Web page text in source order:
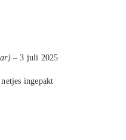
– 3 juli 2025
ingepakt